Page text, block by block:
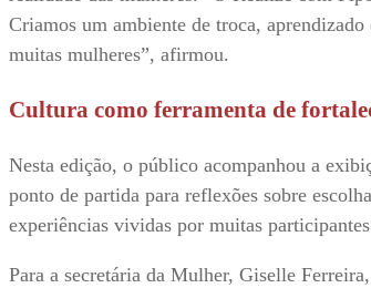
Criamos um ambiente de troca,
muitas mulheres”, afirmou.
Cultura como ferramenta de
Nesta edição, o público acompanhou a
ponto de partida para reflexões sobre
experiências vividas por muitas
Para a secretária da Mulher, Giselle